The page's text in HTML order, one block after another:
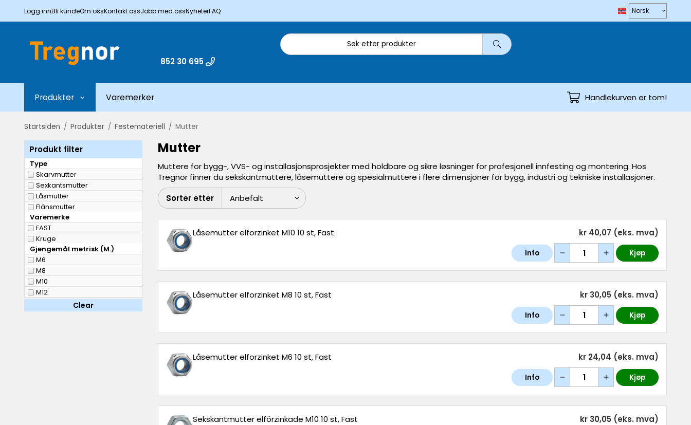
Logg innBli kundeOm ossKontakt ossJobb med ossNyheterFAQ
852 30 695
Produkter Varemerker Handlekurven er tom!
Startsiden / Produkter / Festemateriell / Mutter
Produkt filter
Type
Skarvmutter
Sexkantsmutter
Låsmutter
Flänsmutter
Varemerke
FAST
Kruge
Gjengemål metrisk (M.)
M6
M8
M10
M12
Clear
Mutter
Muttere for bygg-, VVS- og installasjonsprosjekter med holdbare og sikre løsninger for profesjonell innfesting og montering. Hos
Tregnor finner du sekskantmuttere, låsemuttere og spesialmuttere i flere dimensjoner for bygg, industri og tekniske installasjoner.
Sorter etter
Låsemutter elforzinket M10 10 st, Fast kr 40,07 (eks. mva)
Info Kjøp
Låsemutter elforzinket M8 10 st, Fast kr 30,05 (eks. mva)
Info Kjøp
Låsemutter elforzinket M6 10 st, Fast kr 24,04 (eks. mva)
Info Kjøp
Sekskantmutter elförzinkade M10 10 st, Fast kr 30,05 (eks. mva)